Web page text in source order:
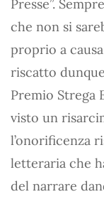
Presse”.
che non si
proprio a
riscatto
Premio Strega
visto un
l’onorificenza
letteraria che
del narrare